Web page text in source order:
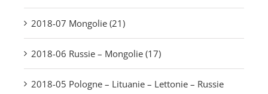
2018-07 Mongolie (21)
2018-06 Russie – Mongolie (17)
2018-05 Pologne – Lituanie – Lettonie – Russie